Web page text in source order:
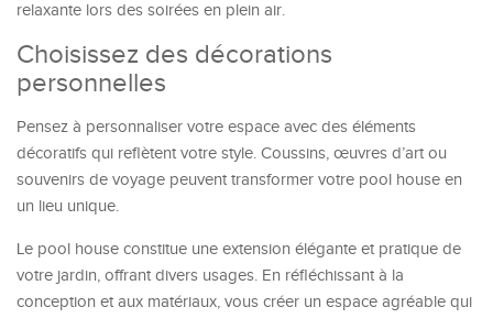
relaxante lors des soirées en plein air.
Choisissez des décorations
personnelles
Pensez à personnaliser votre espace avec des éléments
décoratifs qui reflètent votre style. Coussins, œuvres d’art ou
souvenirs de voyage peuvent transformer votre pool house en
un lieu unique.
Le pool house constitue une extension élégante et pratique de
votre jardin, offrant divers usages. En réfléchissant à la
conception et aux matériaux, vous créer un espace agréable qui